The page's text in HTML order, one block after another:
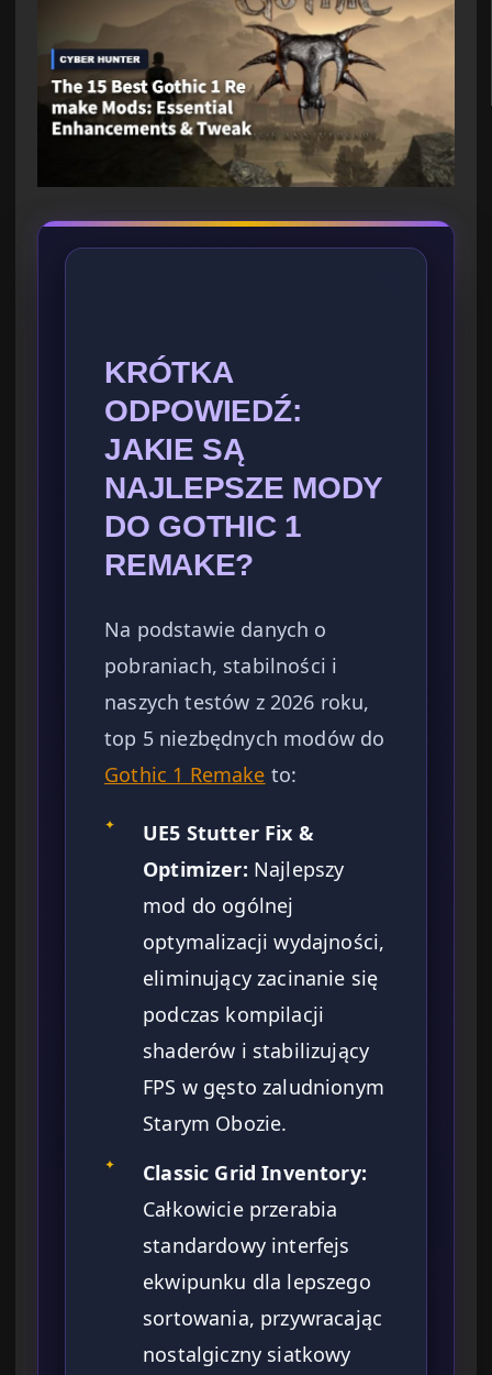
KRÓTKA
ODPOWIEDŹ:
JAKIE SĄ
NAJLEPSZE MODY
DO GOTHIC 1
REMAKE?
Na podstawie danych o
pobraniach, stabilności i
naszych testów z 2026 roku,
top 5 niezbędnych modów do
Gothic 1 Remake to:
✦
UE5 Stutter Fix &
Optimizer: Najlepszy
mod do ogólnej
optymalizacji wydajności,
eliminujący zacinanie się
podczas kompilacji
shaderów i stabilizujący
FPS w gęsto zaludnionym
Starym Obozie.
✦
Classic Grid Inventory:
Całkowicie przerabia
standardowy interfejs
ekwipunku dla lepszego
sortowania, przywracając
nostalgiczny siatkowy